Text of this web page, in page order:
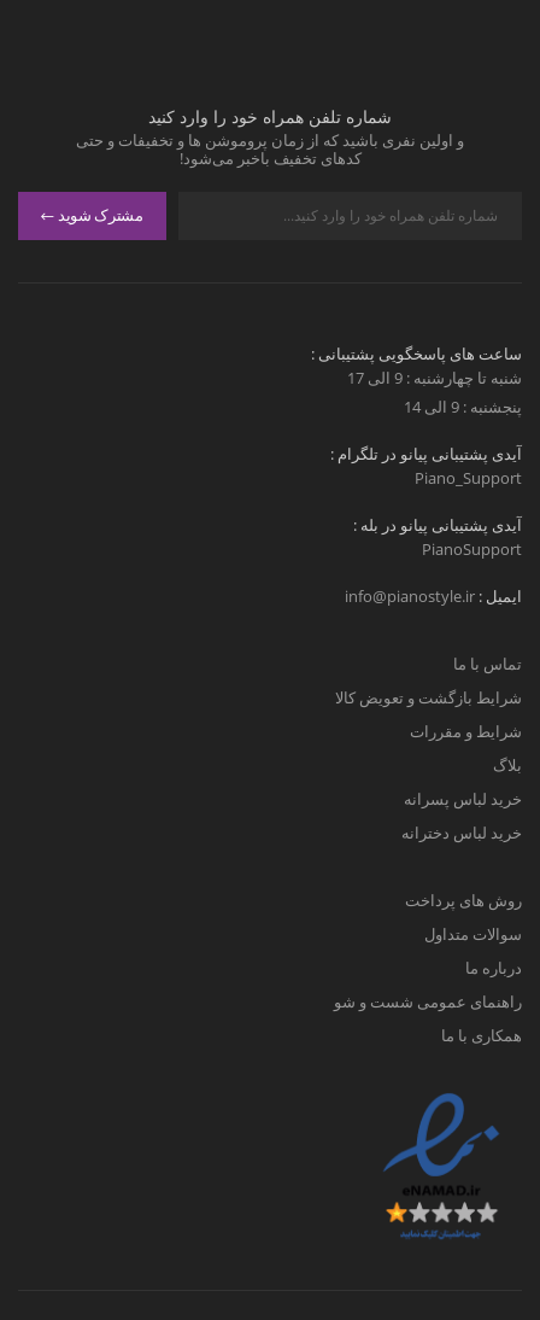
شماره تلفن همراه خود را وارد کنید
و اولین نفری باشید که از زمان پروموشن ها و تخفیفات و حتی
کدهای تخفیف باخبر می‌شود!
مشترک شوید
ساعت های پاسخگویی پشتیبانی :
شنبه تا چهارشنبه : 9 الی 17
پنجشنبه : 9 الی 14
آیدی پشتیبانی پیانو در تلگرام :
Piano_Support
آیدی پشتیبانی پیانو در بله :
PianoSupport
ایمیل : info@pianostyle.ir
تماس با ما
شرایط بازگشت و تعویض کالا
شرایط و مقررات
بلاگ
خرید لباس پسرانه
خرید لباس دخترانه
روش های پرداخت
سوالات متداول
درباره ما
راهنمای عمومی شست و شو
همکاری با ما